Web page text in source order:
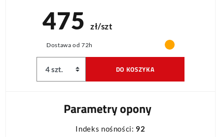
475 zł/szt
Dostawa od 72h
DO KOSZYKA
Parametry opony
Indeks nośności: 92